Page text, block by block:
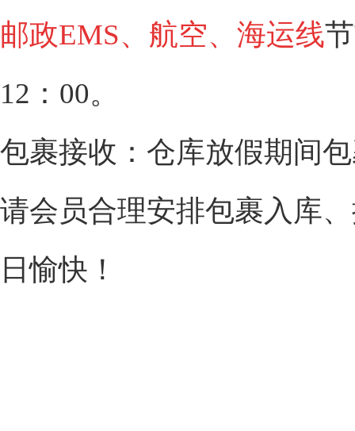
邮政EMS、航空、海运线
12：00。
包裹接收： 仓库放假期间
请会员合理安排包裹入库
日愉快！